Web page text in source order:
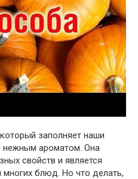
заполняет наши
нежным ароматом. Она
свойств и является
блюд. Но что делать,